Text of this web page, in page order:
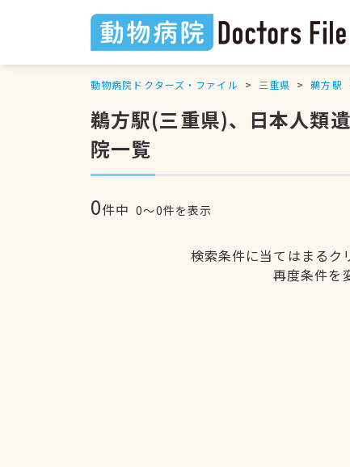
動物病院ドクターズ・ファイル 三重県 鵜方駅
鵜方駅(三重県)、日本人類
院一覧
0件中 0〜0件を表示
検索条件に当てはまるク
再度条件を